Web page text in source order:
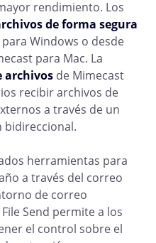
rendimiento. Los
de forma segura
Windows o desde
para Mac. La
archivos de Mimecast
recibir archivos de
a través de un
bidireccional.
herramientas para
a través del correo
de correo
Send permite a los
el control sobre el